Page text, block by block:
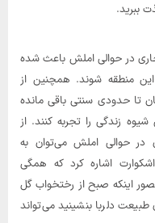
ببرید.
در حوالی املش باعث شده
منطقه شوند. همچنین از
تا حدودی سنتی باقی مانده
زندگی را تجربه کنند. از
در حوالی املش می‌توان به
اشاره کرد که همگی
اینکه صبح از رختخواب گل
دلربا بنشینید می‌تواند